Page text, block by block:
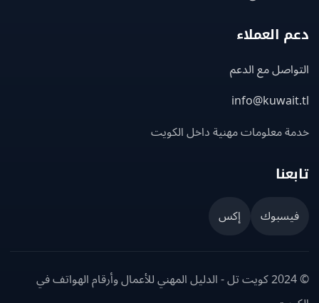
العملاء
مع الدعم
معلومات مهنية داخل الكويت
إكس
© 2024 كويت تل - الدليل المهني للأعمال وأرقام الهواتف في